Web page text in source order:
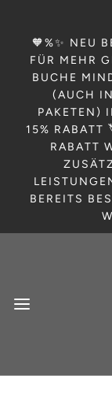
🧡%✨ NEU
FÜR MEHR
BUCHE
(AUCH
PAKETEN)
15%
RABATT
BEREITS